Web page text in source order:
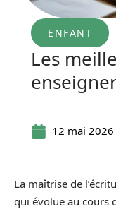
ENFANT
Les
12 mai 2026
La maîtrise de
qui évolue au cours